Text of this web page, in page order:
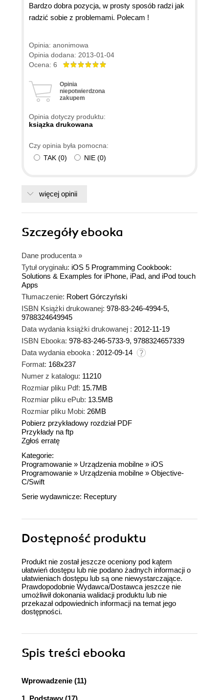
Bardzo dobra pozycja, w prosty sposób radzi jak
radzić sobie z problemami. Polecam !
Opinia: anonimowa
Opinia dodana: 2013-01-04
Ocena: 6
Opinia
niepotwierdzona
zakupem
Opinia dotyczy produktu:
ksiązka drukowana
Czy opinia była pomocna:
TAK (0) NIE (0)
więcej opinii
Szczegółyebooka
Dane producenta »
Tytuł oryginału: iOS 5 Programming Cookbook:
Solutions & Examples for iPhone, iPad, and iPod touch
Apps
Tłumaczenie: Robert Górczyński
ISBN Książki drukowanej: 978-83-246-4994-5,
9788324649945
Data wydania książki drukowanej : 2012-11-19
ISBN Ebooka: 978-83-246-5733-9, 9788324657339
Data wydania ebooka : 2012-09-14
Format: 168x237
Numer z katalogu: 11210
Rozmiar pliku Pdf: 15.7MB
Rozmiar pliku ePub: 13.5MB
Rozmiar pliku Mobi: 26MB
Pobierz przykładowy rozdział PDF
Przykłady na ftp
Zgłoś erratę
Kategorie:
Programowanie » Urządzenia mobilne » iOS
Programowanie » Urządzenia mobilne » Objective-
C/Swift
Serie wydawnicze: Receptury
Dostępność produktu
Produkt nie został jeszcze oceniony pod kątem
ułatwień dostępu lub nie podano żadnych informacji o
ułatwieniach dostępu lub są one niewystarczające.
Prawdopodobnie Wydawca/Dostawca jeszcze nie
umożliwił dokonania walidacji produktu lub nie
przekazał odpowiednich informacji na temat jego
dostępności.
Spis treści ebooka
Wprowadzenie (11)
1. Podstawy (17)